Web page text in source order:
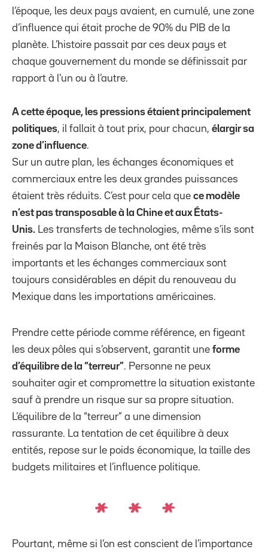
l’époque, les deux pays avaient, en cumulé, une zone
d’influence qui était proche de 90% du PIB de la
planète. L’histoire passait par ces deux pays et
chaque gouvernement du monde se définissait par
rapport à l’un ou à l’autre.
A cette époque, les pressions étaient principalement
politiques, il fallait à tout prix, pour chacun, élargir sa
zone d’influence.
Sur un autre plan, les échanges économiques et
commerciaux entre les deux grandes puissances
étaient très réduits. C’est pour cela que ce modèle
n’est pas transposable à la Chine et aux États-
Unis. Les transferts de technologies, même s’ils sont
freinés par la Maison Blanche, ont été très
importants et les échanges commerciaux sont
toujours considérables en dépit du renouveau du
Mexique dans les importations américaines.
Prendre cette période comme référence, en figeant
les deux pôles qui s’observent, garantit une forme
d’équilibre de la “terreur”. Personne ne peux
souhaiter agir et compromettre la situation existante
sauf à prendre un risque sur sa propre situation.
L’équilibre de la “terreur” a une dimension
rassurante. La tentation de cet équilibre à deux
entités, repose sur le poids économique, la taille des
budgets militaires et l’influence politique.
Pourtant, même si l’on est conscient de l’importance